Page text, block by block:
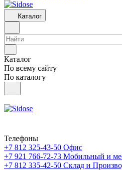
Каталог
Каталог
По всему сайту
По каталогу
Телефоны
+7 812 325-43-50 Офис
+7 921 766-72-73 Мобильный и
+7 812 335-42-50 Склад и